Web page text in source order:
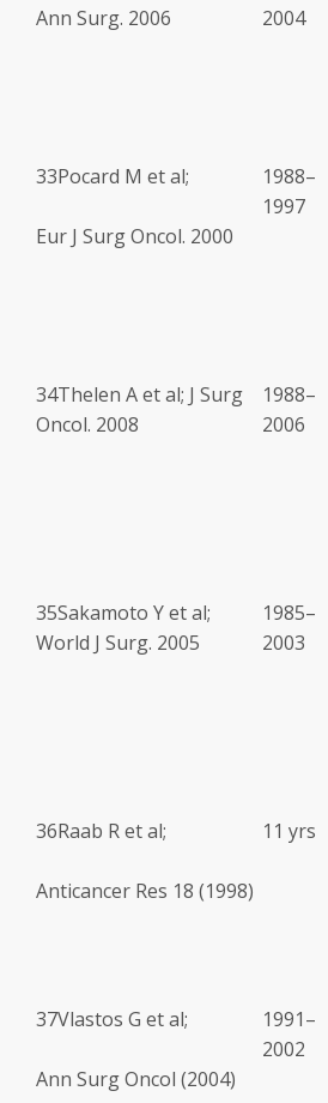
Ann Surg. 2006
2004
33Pocard M et al;
Eur J Surg Oncol. 2000
1988–
1997
34Thelen A et al; J Surg
Oncol. 2008
1988–
2006
35Sakamoto Y et al;
World J Surg. 2005
1985–
2003
36Raab R et al;
Anticancer Res 18 (1998)
11 yrs
37Vlastos G et al;
Ann Surg Oncol (2004)
1991–
2002